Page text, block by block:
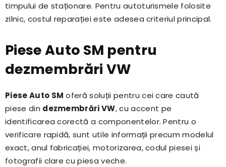
timpului de staționare. Pentru autoturismele folosite
zilnic, costul reparației este adesea criteriul principal.
Piese Auto SM pentru
dezmembrări VW
Piese Auto SM oferă soluții pentru cei care caută
piese din dezmembrări VW, cu accent pe
identificarea corectă a componentelor. Pentru o
verificare rapidă, sunt utile informații precum modelul
exact, anul fabricației, motorizarea, codul piesei și
fotografii clare cu piesa veche.